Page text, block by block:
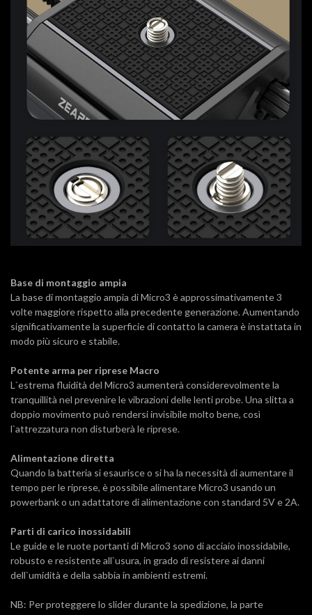
Base di montaggio ampia
La base di montaggio ampia di Micro3 è approssimativamente 3
volte maggiore rispetto alla precedente generazione. Aumentando
significativamente la superficie di contatto la camera è instattata in
modo più sicuro e stabile.
Potente arma per riprese Macro
L`estrema fluidità del Micro3 aumenterà considerevolmente la
tranquillità nel prevenire le vibrazioni delle lenti probe. Una slitta a
doppio movimento può rendersi invisibile molto bene, così
l`attrezzatura non disturberà le riprese.
Alimentazione diretta
Quando la batteria si esaurisce o si ha la necessità di aumentare il
tempo per le riprese, è possibile alimentare Micro3 usando un
powerbank o un adattatore di alimentazione con standard 5V e 2A.
Parti di carico inossidabili
Le guide e le ruote portanti di Micro3 sono di acciaio inossidabile,
robusto e resistente all`usura, in grado di resistere ai danni
dell`umidità e della sabbia in ambienti estremi.
NB: Per proteggere lo slider durante la spedizione, la parte